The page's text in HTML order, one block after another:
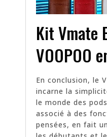
Kit Vmate
VOOPOO
En conclusion, le
incarne la
le monde des
associé à des
pensées, en fait